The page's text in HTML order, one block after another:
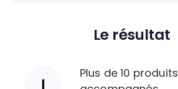
Le résultat
Plus de 10 produits